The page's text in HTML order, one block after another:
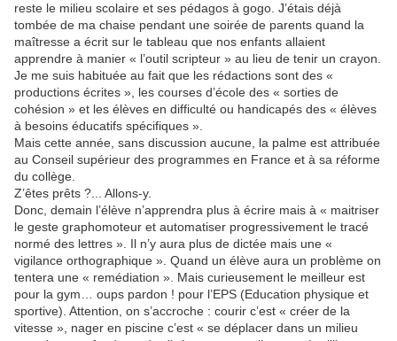
reste le milieu scolaire et ses pédagos à gogo. J’étais déjà
tombée de ma chaise pendant une soirée de parents quand la
maîtresse a écrit sur le tableau que nos enfants allaient
apprendre à manier « l’outil scripteur » au lieu de tenir un crayon.
Je me suis habituée au fait que les rédactions sont des «
productions écrites », les courses d’école des « sorties de
cohésion » et les élèves en difficulté ou handicapés des « élèves
à besoins éducatifs spécifiques ».
Mais cette année, sans discussion aucune, la palme est attribuée
au Conseil supérieur des programmes en France et à sa réforme
du collège.
Z’êtes prêts ?... Allons-y.
Donc, demain l’élève n’apprendra plus à écrire mais à « maitriser
le geste graphomoteur et automatiser progressivement le tracé
normé des lettres ». Il n’y aura plus de dictée mais une «
vigilance orthographique ». Quand un élève aura un problème on
tentera une « remédiation ». Mais curieusement le meilleur est
pour la gym… oups pardon ! pour l’EPS (Education physique et
sportive). Attention, on s’accroche : courir c’est « créer de la
vitesse », nager en piscine c’est « se déplacer dans un milieu